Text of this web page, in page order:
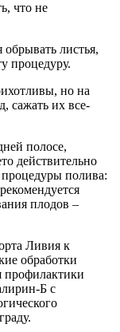
что не
обрывать листья,
процедуру.
но на
сажать их все-
полосе,
действительно
полива:
плодов –
Ливия к
обработки
профилактики
Б с